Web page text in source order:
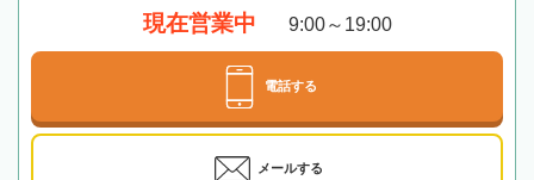
現在営業中 9:00～19:00
電話する
メールする